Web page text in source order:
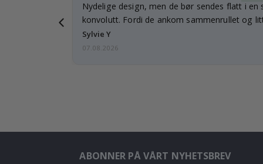
Nydelige design, men de bør sendes flatt i en
konvolutt. Fordi de ankom sammenrullet og
skulle de…
Sylvie Y
07.08.2026
ABONNER PÅ VÅRT NYHETSBREV